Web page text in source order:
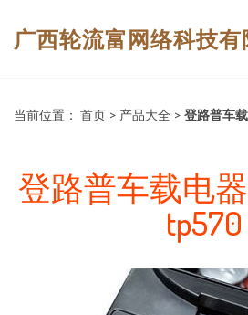
广西轮流富网络科技有
当前位置： 首页 > 产品大全 > 登路普车
登路普车载电
tp570